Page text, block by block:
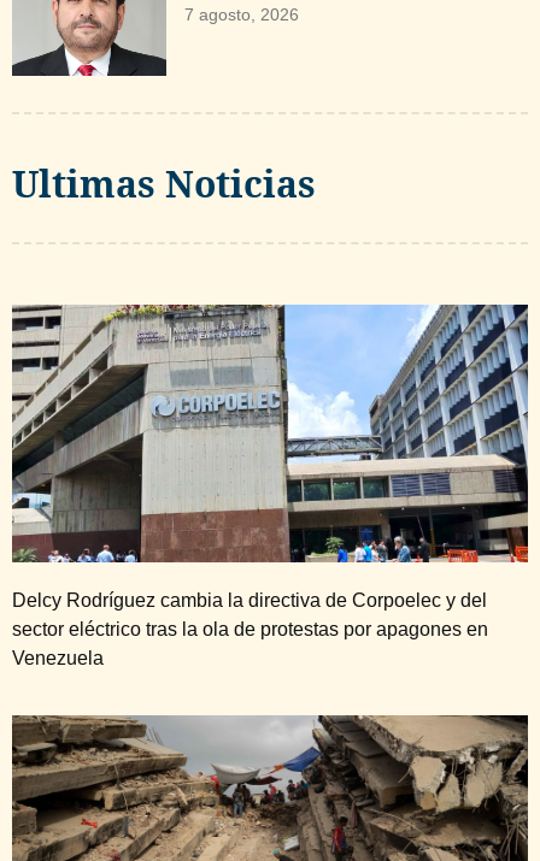
7 agosto, 2026
Ultimas Noticias
Delcy Rodríguez cambia la directiva de Corpoelec y del
sector eléctrico tras la ola de protestas por apagones en
Venezuela